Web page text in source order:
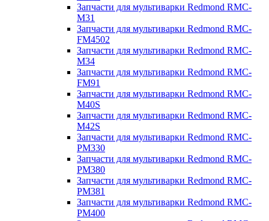
Запчасти для мультиварки Redmond RMC-
M31
Запчасти для мультиварки Redmond RMC-
FM4502
Запчасти для мультиварки Redmond RMC-
M34
Запчасти для мультиварки Redmond RMC-
FM91
Запчасти для мультиварки Redmond RMC-
M40S
Запчасти для мультиварки Redmond RMC-
M42S
Запчасти для мультиварки Redmond RMC-
PM330
Запчасти для мультиварки Redmond RMC-
PM380
Запчасти для мультиварки Redmond RMC-
PM381
Запчасти для мультиварки Redmond RMC-
PM400